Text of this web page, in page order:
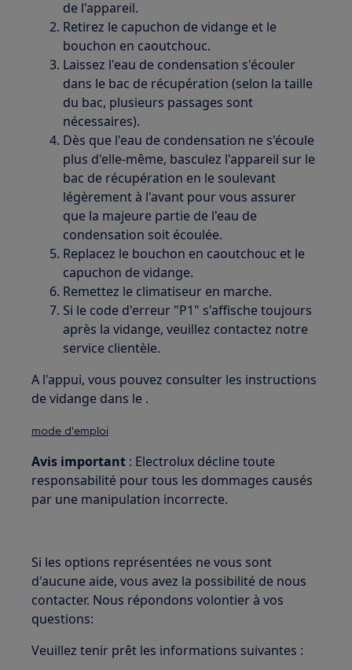
de l'appareil.
Retirez le capuchon de vidange et le
bouchon en caoutchouc.
Laissez l'eau de condensation s'écouler
dans le bac de récupération (selon la taille
du bac, plusieurs passages sont
nécessaires).
Dès que l'eau de condensation ne s'écoule
plus d'elle-même, basculez l'appareil sur le
bac de récupération en le soulevant
légèrement à l'avant pour vous assurer
que la majeure partie de l'eau de
condensation soit écoulée.
Replacez le bouchon en caoutchouc et le
capuchon de vidange.
Remettez le climatiseur en marche.
Si le code d'erreur "P1" s'affische toujours
après la vidange, veuillez contactez notre
service clientèle.
A l'appui, vous pouvez consulter les instructions
de vidange dans le .
mode d'emploi
Avis important : Electrolux décline toute
responsabilité pour tous les dommages causés
par une manipulation incorrecte.
Si les options représentées ne vous sont
d'aucune aide, vous avez la possibilité de nous
contacter. Nous répondons volontier à vos
questions:
Veuillez tenir prêt les informations suivantes :